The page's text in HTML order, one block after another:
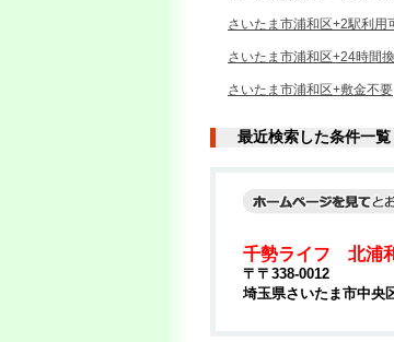
さいたま市浦和区+2駅利用
さいたま市浦和区+24時間
さいたま市浦和区+敷金不要
最近検索した条件一覧
千勢ライフ 北浦
〒〒338-0012
埼玉県さいたま市中央